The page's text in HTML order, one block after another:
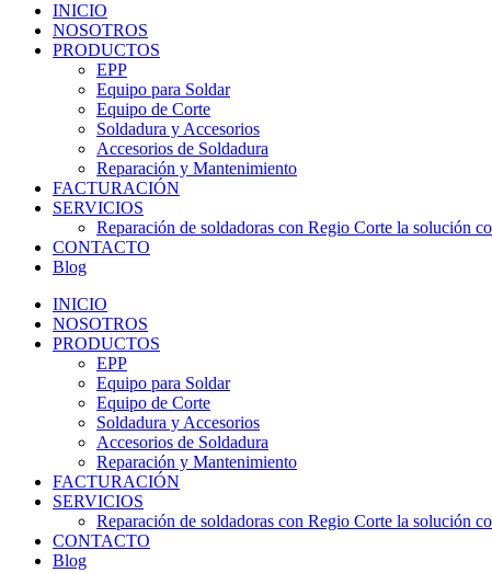
INICIO
NOSOTROS
PRODUCTOS
EPP
Equipo para Soldar
Equipo de Corte
Soldadura y Accesorios
Accesorios de Soldadura
Reparación y Mantenimiento
FACTURACIÓN
SERVICIOS
Reparación de soldadoras con Regio Corte la solución
CONTACTO
Blog
INICIO
NOSOTROS
PRODUCTOS
EPP
Equipo para Soldar
Equipo de Corte
Soldadura y Accesorios
Accesorios de Soldadura
Reparación y Mantenimiento
FACTURACIÓN
SERVICIOS
Reparación de soldadoras con Regio Corte la solución
CONTACTO
Blog